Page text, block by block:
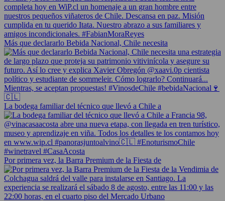
Más que declararlo Bebida Nacional, Chile necesita
La bodega familiar del técnico que llevó a Chile a
Por primera vez, la Barra Premium de la Fiesta de